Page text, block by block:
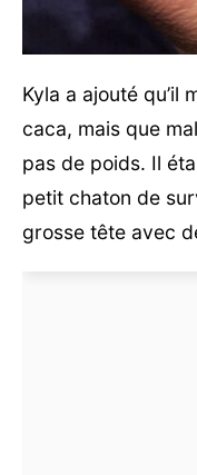
Kyla a ajouté qu’il
caca, mais que
pas de poids. Il
petit chaton de
grosse tête avec